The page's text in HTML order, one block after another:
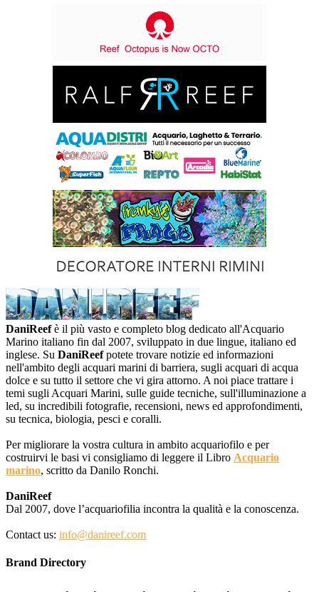
DaniReefè il più vasto e completo blog dedicato all'Acquario
Marino italiano fin dal 2007, sviluppato in due lingue, italiano ed
inglese. Su DaniReefpotete trovare notizie ed informazioni
nell'ambito degli acquari marini di barriera, sugli acquari di acqua
dolce e su tutto il settore che vi gira attorno. A noi piace trattare i
temi sugli Acquari Marini, sulle guide tecniche, sull'illuminazione a
led, su incredibili fotografie, recensioni, news ed approfondimenti,
su tecnica, biologia, pesci e coralli.
Per migliorare la vostra cultura in ambito acquariofilo e per
costruirvi le basi vi consigliamo di leggere il Libro Acquario
marino, scritto da Danilo Ronchi.
DaniReef
Dal 2007, dove l’acquariofilia incontra la qualità e la conoscenza.
Contact us: info@danireef.com
Brand Directory